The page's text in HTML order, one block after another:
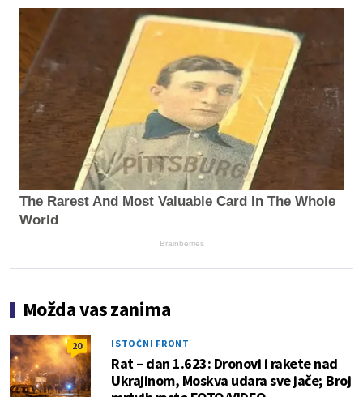
The Rarest And Most Valuable Card In The Whole
World
Brainberries
Možda vas zanima
20 ISTOČNI FRONT
Rat – dan 1.623: Dronovi i rakete nad
Ukrajinom, Moskva udara sve jače; Broj